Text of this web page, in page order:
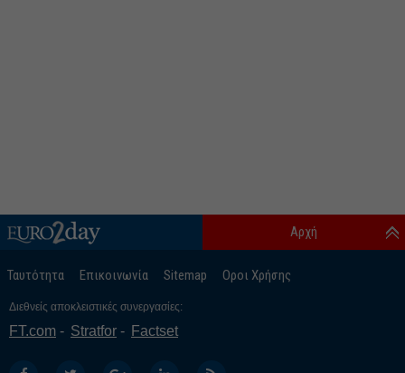
Ταυτότητα Επικοινωνία Sitemap Οροι Χρήσης
Αρχή
Διεθνείς αποκλειστικές συνεργασίες:
FT.com Stratfor Factset